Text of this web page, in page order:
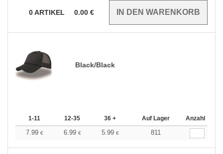
0ARTIKEL 0.00 €
Black/Black
1-11 12-35 36 + Auf Lager Anzahl
7.99 € 6.99 € 5.99 € 811